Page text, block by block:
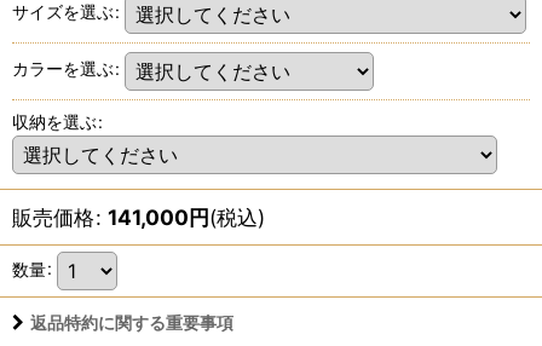
サイズを選ぶ:
カラーを選ぶ:
収納を選ぶ:
販売価格: 141,000円(税込)
数量:
返品特約に関する重要事項